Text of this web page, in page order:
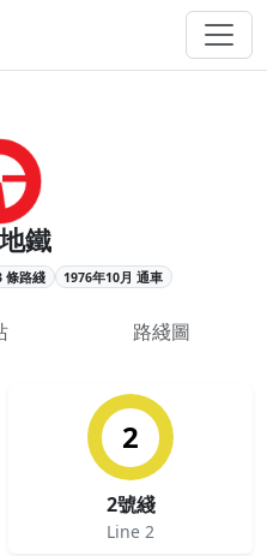
鐵
條路綫 1976年10月 通車
路綫圖
2
2號綫
Line 2